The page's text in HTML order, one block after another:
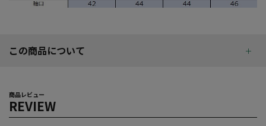
この商品について
商品レビュー
REVIEW